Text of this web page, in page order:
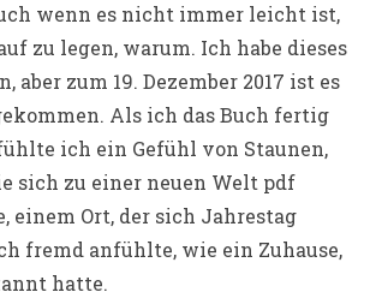
wenn es nicht immer leicht ist,
zu legen, warum. Ich habe dieses
aber zum 19. Dezember 2017 ist es
Als ich das Buch fertig
ich ein Gefühl von Staunen,
sich zu einer neuen Welt pdf
einem Ort, der sich Jahrestag
fremd anfühlte, wie ein Zuhause,
hatte.